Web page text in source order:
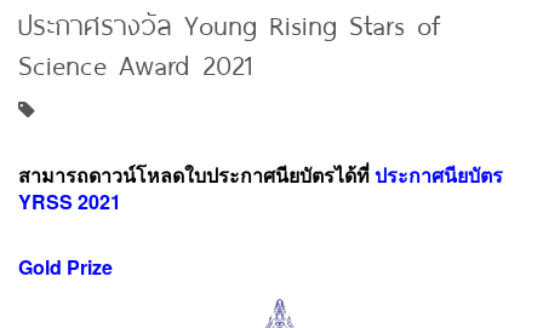
ประกาศรางวัล Young Rising Stars of
Science Award 2021
สามารถดาวน์โหลดใบประกาศนียบัตรได้ที่ประกาศนียบัตร
YRSS 2021
Gold Prize